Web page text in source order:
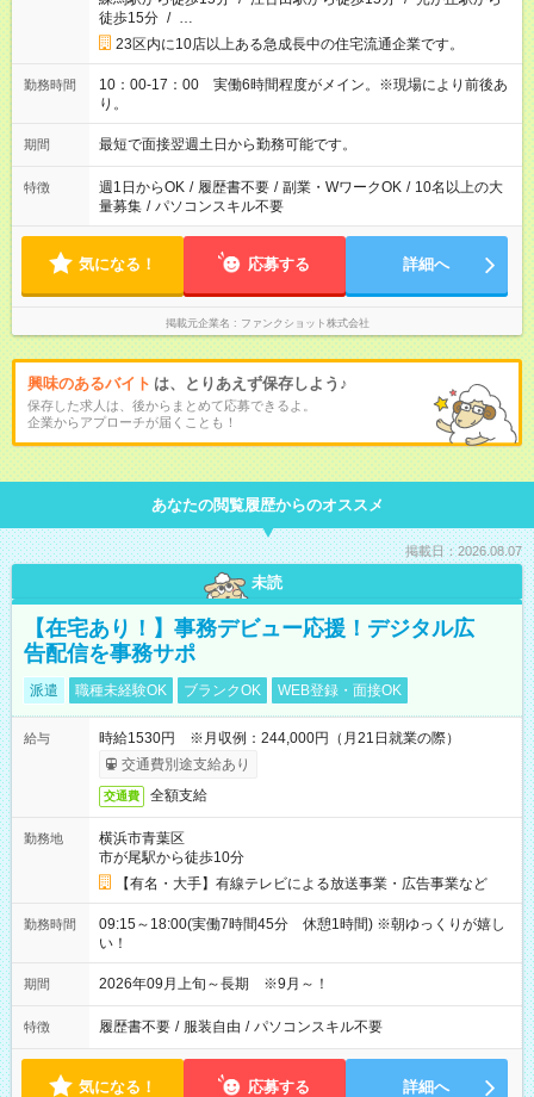
徒歩15分 / …
23区内に10店以上ある急成長中の住宅流通企業です。
勤務時間
10：00-17：00 実働6時間程度がメイン。※現場により前後あ
り。
期間 最短で面接翌週土日から勤務可能です。
特徴 週1日からOK / 履歴書不要 / 副業・WワークOK / 10名以上の大
量募集 / パソコンスキル不要
気になる！ 応募する 詳細へ
掲載元企業名 ファンクショット株式会社
興味のあるバイト は、とりあえず保存しよう♪
保存した求人は、後からまとめて応募できるよ。
企業からアプローチが届くことも！
あなたの閲覧履歴からのオススメ
掲載日：2026.08.07
未読
【在宅あり！】事務デビュー応援！デジタル広
告配信を事務サポ
派遣 職種未経験OK ブランクOK WEB登録・面接OK
給与
時給1530円 ※月収例：244,000円（月21日就業の際）
交通費別途支給あり
交通費 全額支給
勤務地
横浜市青葉区
市が尾駅から徒歩10分
【有名・大手】有線テレビによる放送事業・広告事業など
勤務時間
09:15～18:00(実働7時間45分 休憩1時間) ※朝ゆっくりが嬉し
い！
期間 2026年09月上旬～長期 ※9月～！
特徴 履歴書不要 / 服装自由 / パソコンスキル不要
気になる！ 応募する 詳細へ